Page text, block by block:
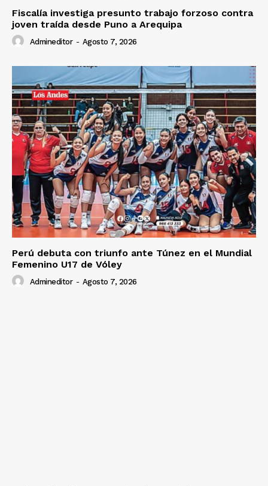
Fiscalía investiga presunto trabajo forzoso contra
joven traída desde Puno a Arequipa
Admineditor - Agosto 7, 2026
Perú debuta con triunfo ante Túnez en el Mundial
Femenino U17 de Vóley
Admineditor - Agosto 7, 2026